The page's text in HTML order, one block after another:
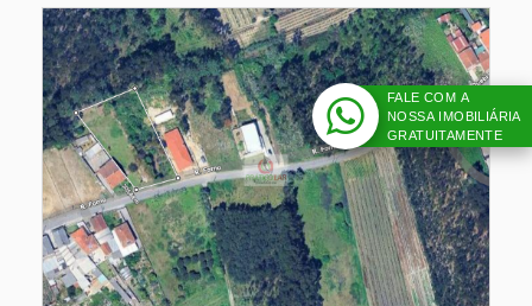
FALE COM A
NOSSA IMOBILIÁRIA
GRATUITAMENTE